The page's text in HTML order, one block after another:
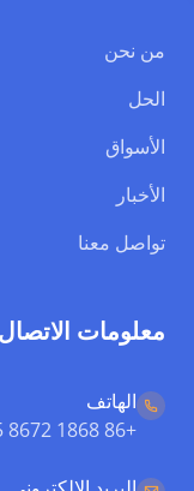
من نحن
الحل
الأسواق
الأخبار
تواصل معنا
معلومات الاتصال
الهاتف
+86 1868 8672 265